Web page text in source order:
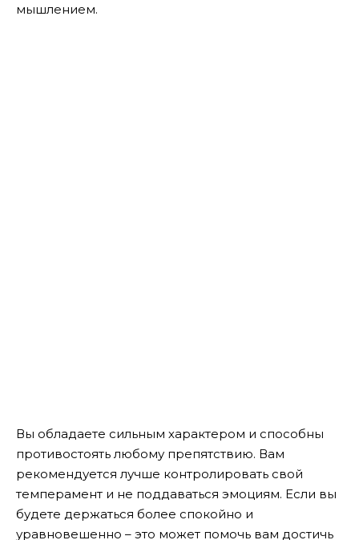
мышлением.
Вы обладаете сильным характером и способны
противостоять любому препятствию. Вам
рекомендуется лучше контролировать свой
темперамент и не поддаваться эмоциям. Если вы
будете держаться более спокойно и
уравновешенно – это может помочь вам достичь